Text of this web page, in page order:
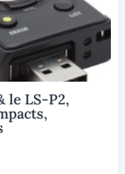
le LS-P2,